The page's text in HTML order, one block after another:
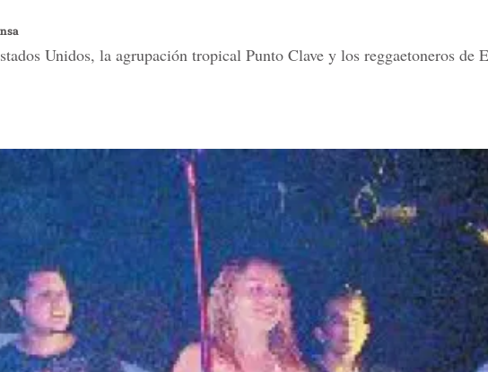
Unidos, la agrupación tropical Punto Clave y los reggaetoneros de